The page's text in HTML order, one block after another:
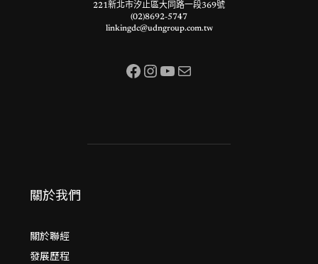
221新北市汐止區大同路一段369號
(02)8692-5747
linkingdc@udngroup.com.tw
Facebook InstagramYouTube 電子郵件
關於我們
關於聯經
發展歷程